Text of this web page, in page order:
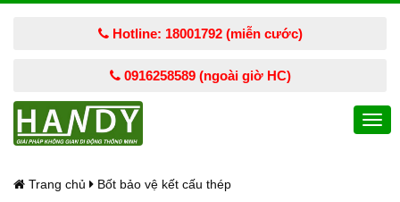
Hotline: 18001792 (miễn cước)
0916258589 (ngoài giờ HC)
Trang chủ Bốt bảo vệ kết cấu thép